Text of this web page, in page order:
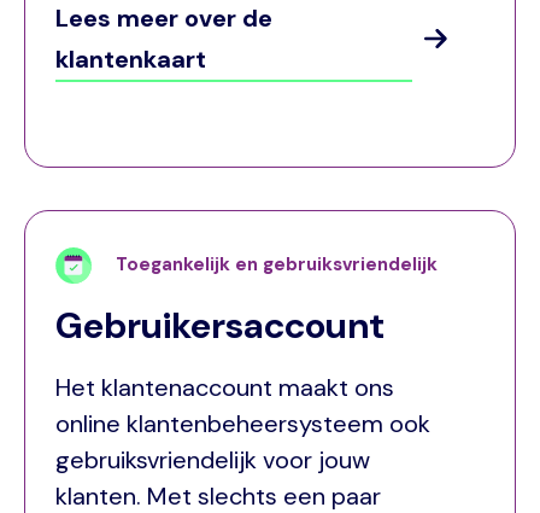
Lees meer over de
klantenkaart
Toegankelijk en gebruiksvriendelijk
Gebruikersaccount
Het klantenaccount maakt ons
online klantenbeheersysteem ook
gebruiksvriendelijk voor jouw
klanten. Met slechts een paar